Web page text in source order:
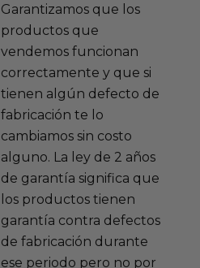
Garantizamos que los
productos que
vendemos funcionan
correctamente y que si
tienen algún defecto de
fabricación te lo
cambiamos sin costo
alguno. La ley de 2 años
de garantía significa que
los productos tienen
garantía contra defectos
de fabricación durante
ese periodo pero no por